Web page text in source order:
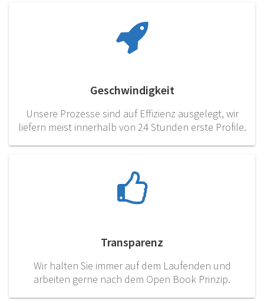
Geschwindigkeit
Unsere Prozesse sind auf Effizienz ausgelegt, wir
liefern meist innerhalb von 24 Stunden erste Profile.
Transparenz
Wir halten Sie immer auf dem Laufenden und
arbeiten gerne nach dem Open Book Prinzip.